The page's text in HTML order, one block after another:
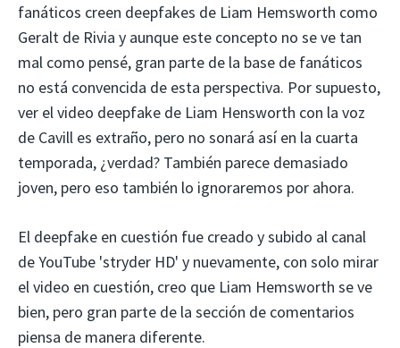
fanáticos creen deepfakes de Liam Hemsworth como
Geralt de Rivia y aunque este concepto no se ve tan
mal como pensé, gran parte de la base de fanáticos
no está convencida de esta perspectiva. Por supuesto,
ver el video deepfake de Liam Hensworth con la voz
de Cavill es extraño, pero no sonará así en la cuarta
temporada, ¿verdad? También parece demasiado
joven, pero eso también lo ignoraremos por ahora.
El deepfake en cuestión fue creado y subido al canal
de YouTube 'stryder HD' y nuevamente, con solo mirar
el video en cuestión, creo que Liam Hemsworth se ve
bien, pero gran parte de la sección de comentarios
piensa de manera diferente.